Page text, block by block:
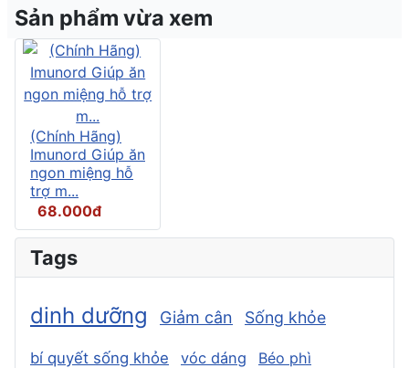
Sản phẩm vừa xem
(Chính Hãng)
Imunord Giúp ăn
ngon miệng hỗ
trợ m...
68.000đ
Tags
dinh dưỡng Giảm cân Sống khỏe
bí quyết sống khỏe vóc dáng Béo phì